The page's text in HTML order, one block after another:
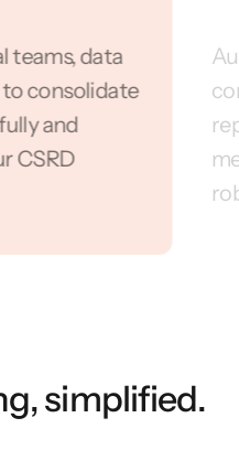
teams, data
to consolidate
and
CSRD
simplified.